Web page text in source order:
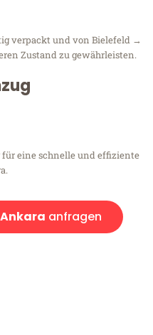
verpackt und von Bielefeld →
Zustand zu gewährleisten.
eine schnelle und effiziente
anfragen